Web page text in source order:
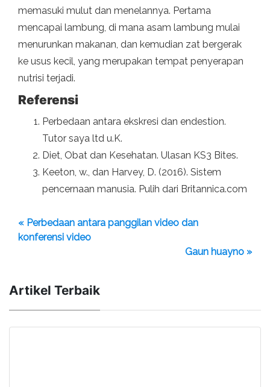
memasuki mulut dan menelannya. Pertama
mencapai lambung, di mana asam lambung mulai
menurunkan makanan, dan kemudian zat bergerak
ke usus kecil, yang merupakan tempat penyerapan
nutrisi terjadi.
Referensi
Perbedaan antara ekskresi dan endestion.
Tutor saya ltd u.K.
Diet, Obat dan Kesehatan. Ulasan KS3 Bites.
Keeton, w., dan Harvey, D. (2016). Sistem
pencernaan manusia. Pulih dari Britannica.com
« Perbedaan antara panggilan video dan
konferensi video
Gaun huayno »
Artikel Terbaik